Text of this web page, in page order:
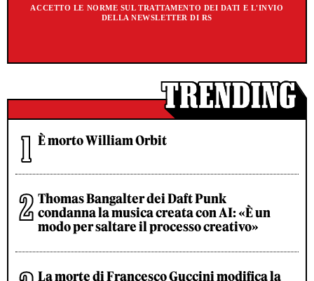
ACCETTO LE NORME SUL TRATTAMENTO DEI DATI E L'INVIO
DELLA NEWSLETTER DI RS
È morto William Orbit
Thomas Bangalter dei Daft Punk
condanna la musica creata con AI: «È un
modo per saltare il processo creativo»
La morte di Francesco Guccini modifica la